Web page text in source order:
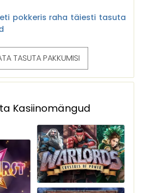
pokkeris raha täiesti tasuta
TASUTA PAKKUMISI
Kasiinomängud